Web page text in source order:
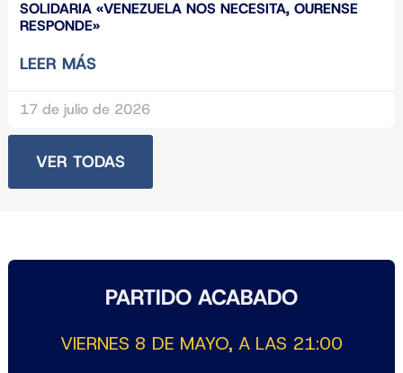
SOLIDARIA «VENEZUELA NOS NECESITA, OURENSE
RESPONDE»
LEER MÁS
17 de julio de 2026
VER TODAS
PARTIDO ACABADO
VIERNES 8 DE MAYO, A LAS 21:00